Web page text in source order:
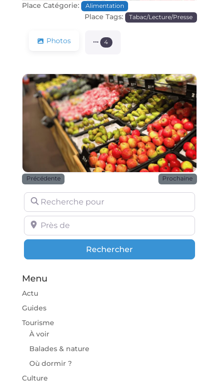
Place Catégorie: Alimentation
Place Tags: Tabac/Lecture/Presse
Photos 4
Précédente Prochaine
Recherche pour
Près de
RechercherRechercher
Menu
Actu
Guides
Tourisme
À voir
Balades & nature
Où dormir ?
Culture